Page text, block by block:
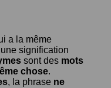
a la même
signification
sont des mots
chose.
, la phrase ne